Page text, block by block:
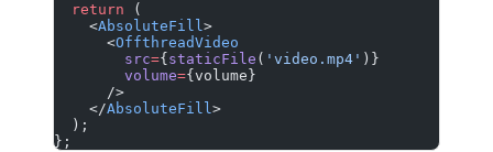
  return
(
    <
AbsoluteFill>
      <
OffthreadVideo
        src
={ staticFile ( 'video.mp4' )}
        volume
={volume}
      />
    </
AbsoluteFill>
  );
};